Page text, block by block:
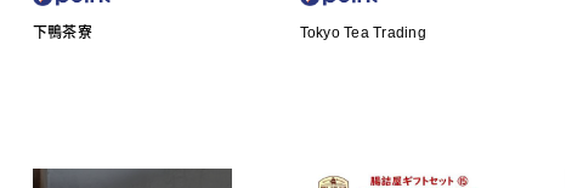
下鴨茶寮 Tokyo Tea Trading